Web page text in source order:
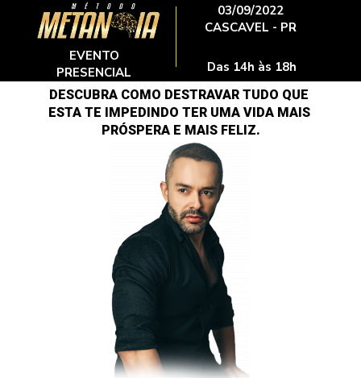
EVENTO
PRESENCIAL
03/09/2022
CASCAVEL - PR
Das 14h às 18h
DESCUBRA COMO DESTRAVAR TUDO QUE
ESTA TE IMPEDINDO TER UMA VIDA MAIS
PRÓSPERA E MAIS FELIZ.